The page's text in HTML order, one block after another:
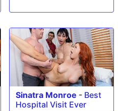
Sinatra Monroe - Best
Hospital Visit Ever